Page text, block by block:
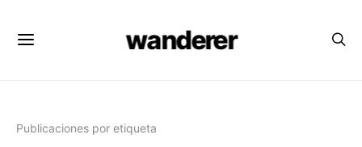
wanderer
Publicaciones por etiqueta